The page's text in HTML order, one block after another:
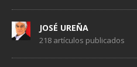
JOSÉ UREÑA
218 artículos publicados